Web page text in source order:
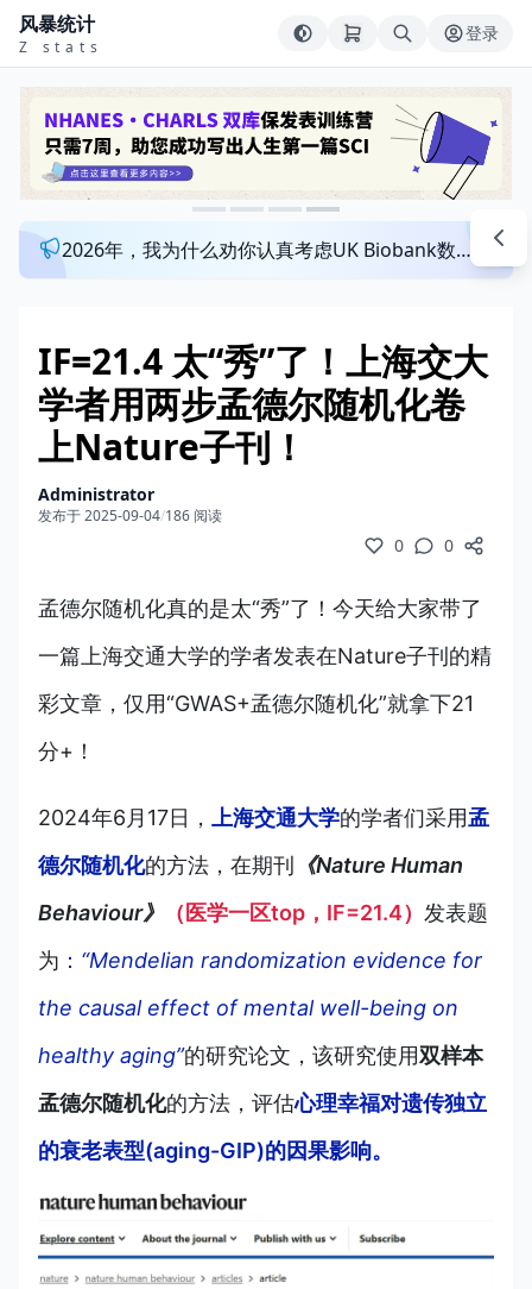
风暴统计
Z stats
登录
2026年，我为什么劝你认真考虑UK Biobank数据库？来看看这个一对一指导发文班
IF=21.4 太“秀”了！上海交大
学者用两步孟德尔随机化卷
上Nature子刊！
Administrator
发布于 2025-09-04/186 阅读
0 0
孟德尔随机化真的是太“秀”了！今天给大家带了
一篇上海交通大学的学者发表在Nature子刊的精
彩文章，仅用“GWAS+孟德尔随机化”就拿下21
分+！
2024年6月17日， 上海交通大学的学者们采用孟
德尔随机化的方法 ，在期刊
《Nature Human
Behaviour》
（医学一区top，IF=21.4） 发表题
为 ： “Mendelian randomization evidence for
the causal effect of mental well-being on
healthy aging”的研究论文，该研究使用双样本
孟德尔随机化的方法，评估心理幸福对遗传独立
的衰老表型(aging-GIP)的因果影响。